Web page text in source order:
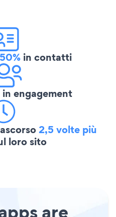
in contatti
in engagement
2,5 volte più
loro sito
are